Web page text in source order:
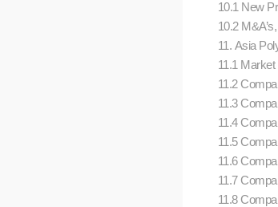
10.1 New
10.2
11. Asia
11.1
11.2
11.3
11.4
11.5
11.6
11.7
11.8